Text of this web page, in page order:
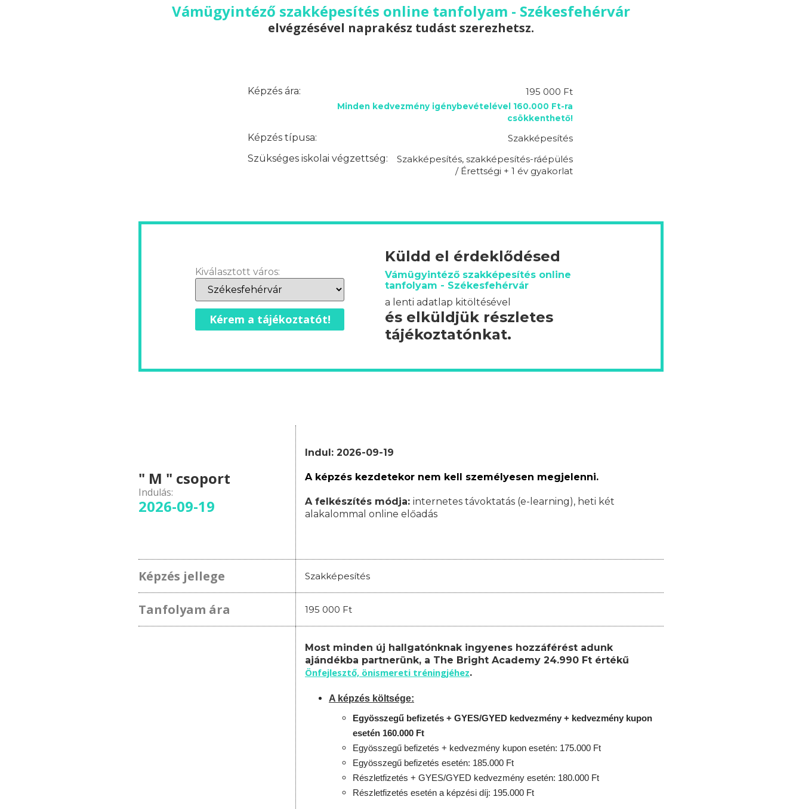
Vámügyintéző szakképesítés online tanfolyam - Székesfehérvár
elvégzésével naprakész tudást szerezhetsz.
Képzés ára: 195 000 Ft
Minden kedvezmény igénybevételével 160.000 Ft-ra
csökkenthető!
Képzés típusa:
Szakképesítés
Szükséges iskolai végzettség:
Szakképesítés, szakképesítés-ráépülés
/ Érettségi + 1 év gyakorlat
Kiválasztott város:
Kérem a tájékoztatót!
Küldd el érdeklődésed
Vámügyintéző szakképesítés online
tanfolyam - Székesfehérvár
a lenti adatlap kitöltésével
és elküldjük részletes
tájékoztatónkat.
" M " csoport
Indulás:
2026-09-19
Indul: 2026-09-19
A képzés kezdetekor nem kell személyesen megjelenni.
A felkészítés módja: internetes távoktatás (e-learning), heti két
alakalommal online előadás
Képzés jellege Szakképesítés
Tanfolyam ára 195 000 Ft
Most minden új hallgatónknak ingyenes hozzáférést adunk
ajándékba partnerünk, a The Bright Academy 24.990 Ft értékű
Önfejlesztő, önismereti tréningjéhez.
A képzés költsége:
Egyösszegű befizetés + GYES/GYED kedvezmény + kedvezmény kupon
esetén 160.000 Ft
Egyösszegű befizetés + kedvezmény kupon esetén: 175.000 Ft
Egyösszegű befizetés esetén: 185.000 Ft
Részletfizetés + GYES/GYED kedvezmény esetén: 180.000 Ft
Részletfizetés esetén a képzési díj: 195.000 Ft